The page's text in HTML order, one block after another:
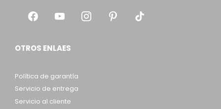
OTROS ENLAES
Política de garantía
Servicio de entrega
Servicio al cliente